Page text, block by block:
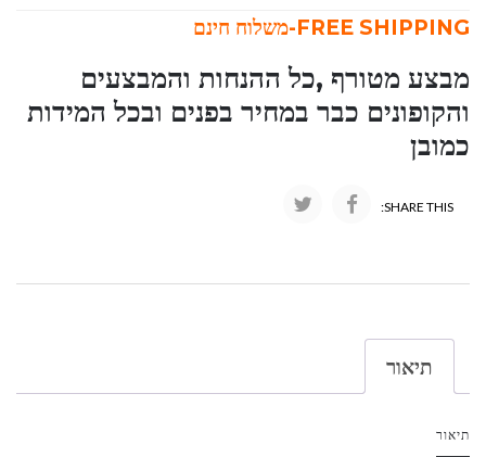
FREE SHIPPING-משלוח חינם
מבצע מטורף ,כל ההנחות והמבצעים
והקופונים כבר במחיר בפנים ובכל המידות
כמובן
SHARE THIS:
תיאור
תיאור